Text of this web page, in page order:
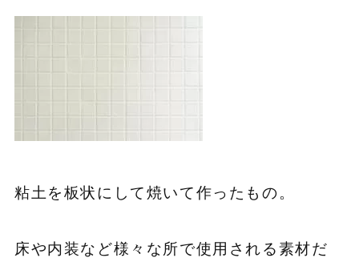
粘土を板状にして焼いて作ったもの。
床や内装など様々な所で使用される素材だ